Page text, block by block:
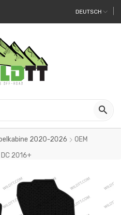
DEUTSCH

2020-2026
OEM
2016+